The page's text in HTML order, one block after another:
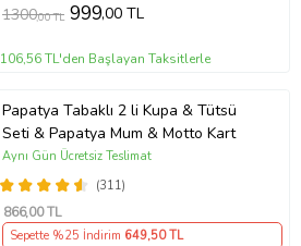
1300,00 TL 999,00 TL
106,56 TL'den Başlayan Taksitlerle
Papatya Tabaklı 2 li Kupa & Tütsü
Seti & Papatya Mum & Motto Kart
(311)
Aynı Gün Ücretsiz Teslimat
866,00 TL
Sepette %25 İndirim 649,50 TL